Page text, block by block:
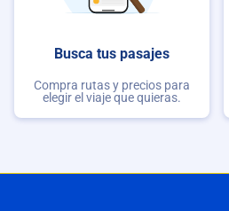
Busca tus pasajes
Compra rutas y precios para
elegir el viaje que quieras.